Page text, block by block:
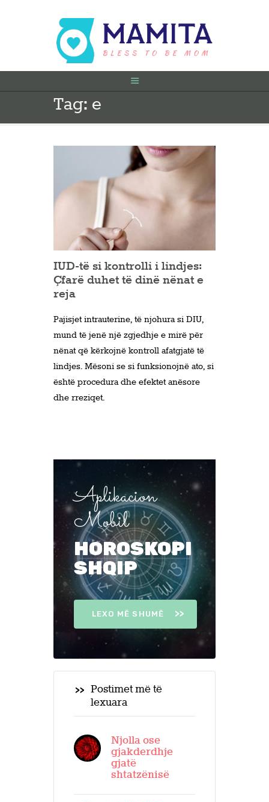
Tag: e
FILLIMI
PARA SHTATËZANIE
KONTAKT
IUD-të si kontrolli i lindjes:
Çfarë duhet të dinë nënat e
reja
Pajisjet intrauterine, të njohura si DIU,
mund të jenë një zgjedhje e mirë për
nënat që kërkojnë kontroll afatgjatë të
lindjes. Mësoni se si funksionojnë ato, si
është procedura dhe efektet anësore
dhe rreziqet.
Aplikacion
Mobil
HOROSKOPI
SHQIP
LEXO MË SHUMË
Postimet më të
lexuara
Njolla ose
gjakderdhje
gjatë
shtatzënisë